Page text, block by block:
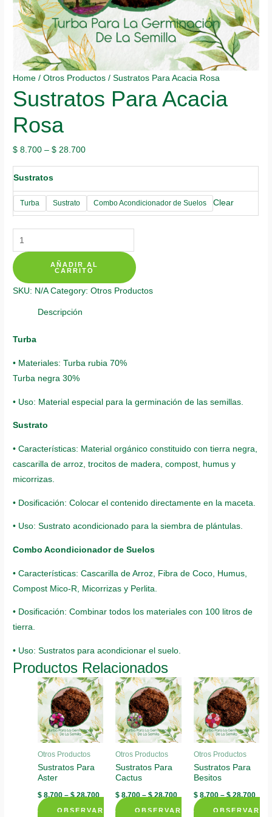
Home /Otros Productos / Sustratos Para Acacia Rosa
Sustratos Para Acacia
Rosa
$ 8.700 –$ 28.700
Sustratos
Turba Sustrato Combo Acondicionador de Suelos Clear
Sustratos
Para
Acacia
Rosa
quantity
AÑADIR AL
CARRITO
SKU: N/A Category:Otros Productos
Descripción
Turba
• Materiales: Turba rubia 70%
Turba negra 30%
• Uso: Material especial para la germinación de las semillas.
Sustrato
• Características: Material orgánico constituido con tierra negra,
cascarilla de arroz, trocitos de madera, compost, humus y
micorrizas.
• Dosificación: Colocar el contenido directamente en la maceta.
• Uso: Sustrato acondicionado para la siembra de plántulas.
Combo Acondicionador de Suelos
• Características: Cascarilla de Arroz, Fibra de Coco, Humus,
Compost Mico-R, Micorrizas y Perlita.
• Dosificación: Combinar todos los materiales con 100 litros de
tierra.
• Uso: Sustratos para acondicionar el suelo.
Productos Relacionados
Otros Productos
Sustratos Para
Aster
$ 8.700–$28.700
OBSERVAR
Otros Productos
Sustratos Para
Cactus
$ 8.700–$28.700
OBSERVAR
Otros Productos
Sustratos Para
Besitos
$8.700–$28.700
OBSERVAR